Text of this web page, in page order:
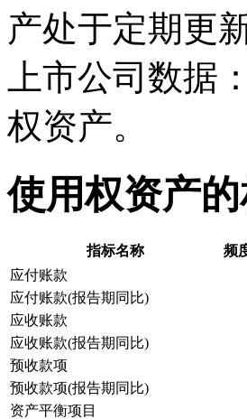
产处于定期更
上市公司数据
权资产。
使用权资产
指标名称 频
应付账款
应付账款(报告期同比)
应收账款
应收账款(报告期同比)
预收款项
预收款项(报告期同比)
资产平衡项目